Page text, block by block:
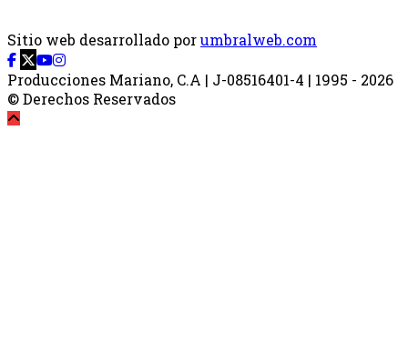
Sitio web desarrollado porumbralweb.com
Producciones Mariano, C.A | J-08516401-4 | 1995 - 2026
© Derechos Reservados